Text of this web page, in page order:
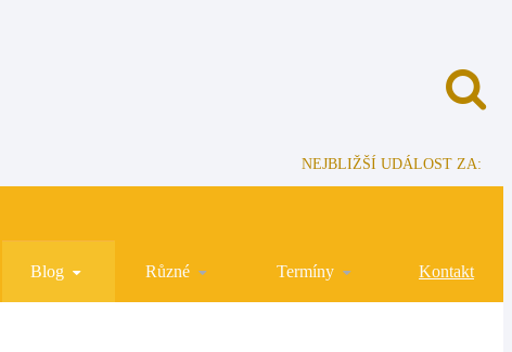
NEJBLIŽŠÍ UDÁLOST ZA:
Blog Různé Termíny Kontakt